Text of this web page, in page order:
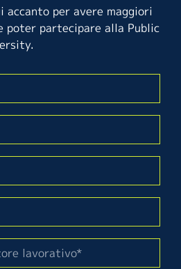
accanto per avere maggiori
poter partecipare alla Public